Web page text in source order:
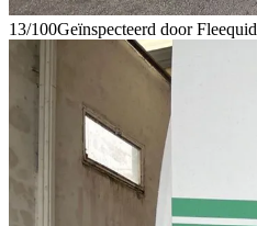
13/100Geïnspecteerd door Fleequid